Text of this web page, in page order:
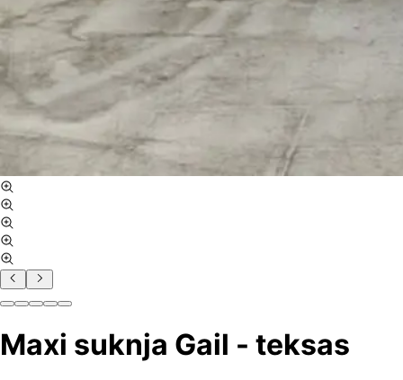
Maxi suknja Gail - teksas